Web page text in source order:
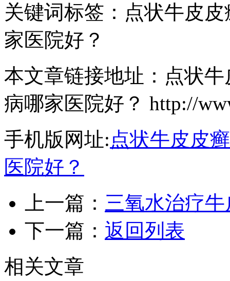
关键词标签：点状牛皮
家医院好？
本文章链接地址：点状
病哪家医院好？ http://
手机版网址:点状牛皮皮
医院好？
上一篇： 三氧水治疗
下一篇： 返回列表
相关文章